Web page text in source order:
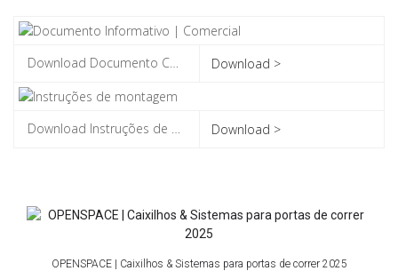
Download >
Download >
OPENSPACE | Caixilhos & Sistemas para portas de correr 2025